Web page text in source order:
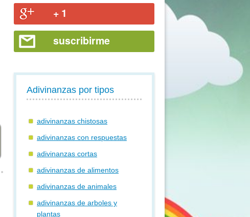
+ 1
suscribirme
Adivinanzas por tipos
adivinanzas chistosas
adivinanzas con respuestas
adivinanzas cortas
adivinanzas de alimentos
adivinanzas de animales
adivinanzas de arboles y
plantas